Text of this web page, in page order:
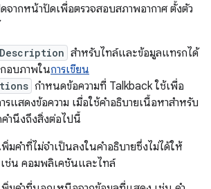
ดจากหน้าปัดเพื่อตรวจสอบสภาพอากาศ ตั้งตัว
สำหรับไทล์และข้อมูลแทรกได้
อบภาพในการเขียน
กำหนดข้อความที่ Talkback ใช้เพื่อ
รแสดงข้อความ เมื่อใช้คำอธิบายเนื้อหาสำหรับ
ำนึงถึงสิ่งต่อไปนี้
มคำที่ไม่จำเป็นลงในคำอธิบายซึ่งไม่ได้ให้
ช่น คอมพลิเคชันและไทล์